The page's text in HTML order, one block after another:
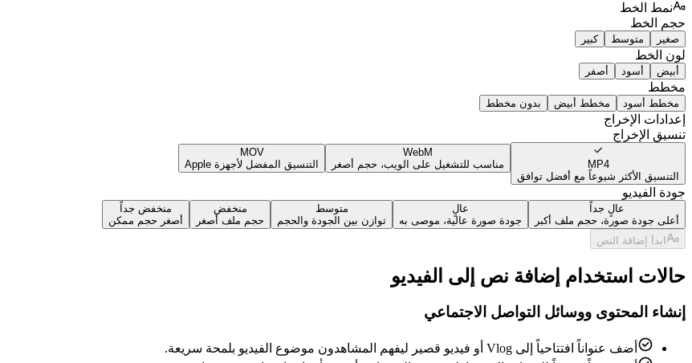
نمط الخط
حجم الخط
صغير متوسط كبير
لون الخط
أبيض أسود أصفر
مخطط
مخطط أسود مخطط أبيض بدون مخطط
إعدادات الإخراج
تنسيق الإخراج
MP4
التنسيق الأكثر شيوعاً مع أفضل توافق
WebM
مناسب للتشغيل على الويب، حجم أصغر
MOV
التنسيق المفضل لأجهزة Apple
جودة الفيديو
عالٍ جداً
أعلى جودة صورة، حجم ملف أكبر
عالٍ
جودة صورة عالية، موصى به
متوسط
توازن بين الجودة والحجم
منخفض
حجم ملف أصغر
منخفض جداً
أصغر حجم ممكن
ابدأ إضافة النص
حالات استخدام إضافة نص إلى الفيديو
إنشاء المحتوى ووسائل التواصل الاجتماعي
أضف عنواناً افتتاحياً إلى Vlog أو فيديو قصير ليفهم المشاهدون موضوع الفيديو بلمحة سريعة.